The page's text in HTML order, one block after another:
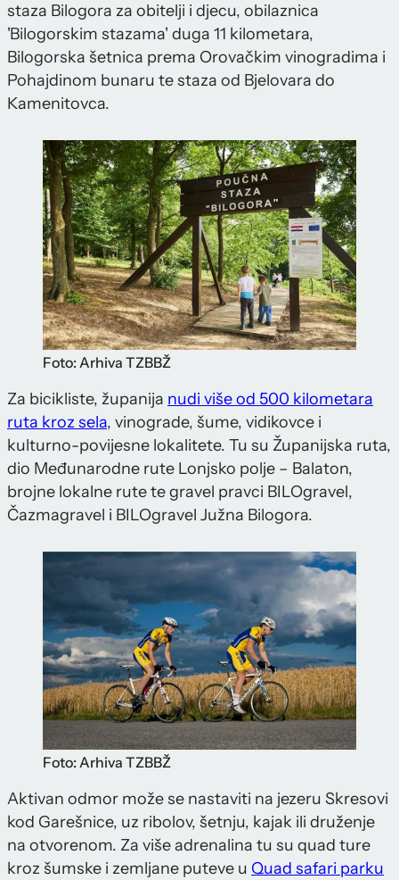
staza Bilogora za obitelji i djecu, obilaznica
'Bilogorskim stazama' duga 11 kilometara,
Bilogorska šetnica prema Orovačkim vinogradima i
Pohajdinom bunaru te staza od Bjelovara do
Kamenitovca.
Foto: Arhiva TZBBŽ
Za bicikliste, županija nudi više od 500 kilometara
ruta kroz sela, vinograde, šume, vidikovce i
kulturno-povijesne lokalitete. Tu su Županijska ruta,
dio Međunarodne rute Lonjsko polje – Balaton,
brojne lokalne rute te gravel pravci BILOgravel,
Čazmagravel i BILOgravel Južna Bilogora.
Foto: Arhiva TZBBŽ
Aktivan odmor može se nastaviti na jezeru Skresovi
kod Garešnice, uz ribolov, šetnju, kajak ili druženje
na otvorenom. Za više adrenalina tu su quad ture
kroz šumske i zemljane puteve u Quad safari parku